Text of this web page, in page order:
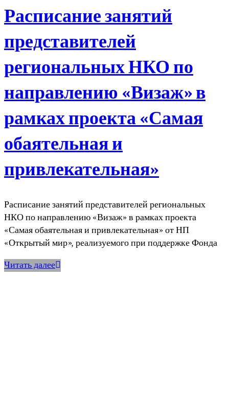
Расписание занятий
представителей
региональных НКО по
направлению «Визаж» в
рамках проекта «Самая
обаятельная и
привлекательная»
Расписание занятий представителей региональных
НКО по направлению «Визаж» в рамках проекта
«Самая обаятельная и привлекательная» от НП
«Открытый мир», реализуемого при поддержке Фонда
Читать далее